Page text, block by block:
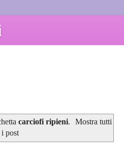
carciofi ripieni.
Mostra tutti
i post